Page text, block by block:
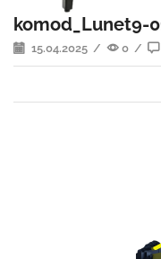
komod_Lunet9-
15.04.2025 / 0 /